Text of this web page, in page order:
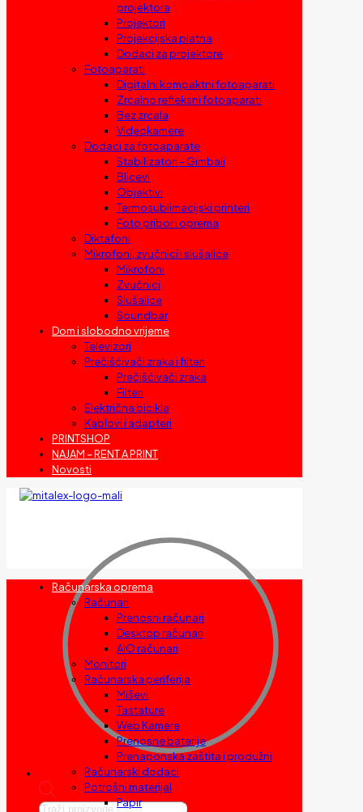
projektora
Projektori
Projekcijska platna
Dodaci za projektore
Fotoaparati
Digitalni kompaktni fotoaparati
Zrcalno refleksni fotoaparati
Bez zrcala
Videokamere
Dodaci za fotoaparate
Stabilizatori – Gimbali
Blicevi
Objektivi
Termosublimacijski printeri
Foto pribor i oprema
Diktafoni
Mikrofoni, zvučnici i slušalice
Mikrofoni
Zvučnici
Slušalice
Soundbar
Dom i slobodno vrijeme
Televizori
Prečišćivači zraka i filteri
Prečišćivači zraka
Filteri
Električna bicikla
Kablovi i adapteri
PRINTSHOP
NAJAM – RENT A PRINT
Novosti
Products
Računarska oprema
Računari
Prenosni računari
Desktop računari
AIO računari
Monitori
Računarska periferija
Miševi
Tastature
Web Kamere
Prenosne baterije
Prenaponska zaštita i produžni
Računarski dodaci
Potrošni materijal
Papir